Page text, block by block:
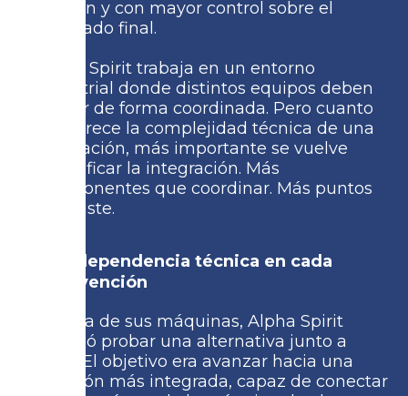
fricción y con mayor control sobre el
resultado final.
Alpha Spirit trabaja en un entorno
industrial donde distintos equipos deben
operar de forma coordinada. Pero cuanto
más crece la complejidad técnica de una
instalación, más importante se vuelve
simplificar la integración. Más
componentes que coordinar. Más puntos
de ajuste.
Más dependencia técnica en cada
intervención
En una de sus máquinas, Alpha Spirit
decidió probar una alternativa junto a
MSG. El objetivo era avanzar hacia una
solución más integrada, capaz de conectar